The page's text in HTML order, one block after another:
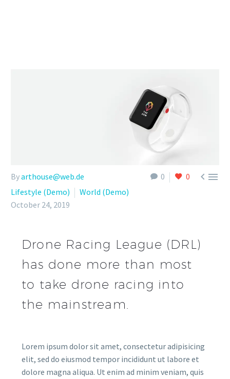
0 0 
Byarthouse@web.de
Lifestyle (Demo)
World (Demo)
October 24, 2019
Drone Racing League (DRL)
has done more than most
to take drone racing into
the mainstream.
Lorem ipsum dolor sit amet, consectetur adipisicing
elit, sed do eiusmod tempor incididunt ut labore et
dolore magna aliqua. Ut enim ad minim veniam, quis